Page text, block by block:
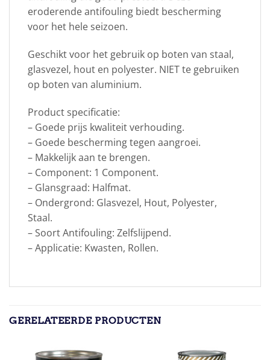
eroderende antifouling biedt bescherming
voor het hele seizoen.
Geschikt voor het gebruik op boten van staal,
glasvezel, hout en polyester. NIET te gebruiken
op boten van aluminium.
Product specificatie:
– Goede prijs kwaliteit verhouding.
– Goede bescherming tegen aangroei.
– Makkelijk aan te brengen.
– Component: 1 Component.
– Glansgraad: Halfmat.
– Ondergrond: Glasvezel, Hout, Polyester,
Staal.
– Soort Antifouling: Zelfslijpend.
– Applicatie: Kwasten, Rollen.
GERELATEERDE PRODUCTEN